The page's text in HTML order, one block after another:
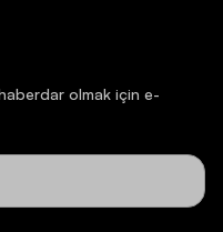
olmak için e-